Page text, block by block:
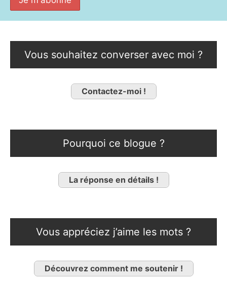
Vous souhaitez converser avec moi ?
Contactez-moi !
Pourquoi ce blogue ?
La réponse en détails !
Vous appréciez j’aime les mots ?
Découvrez comment me soutenir !